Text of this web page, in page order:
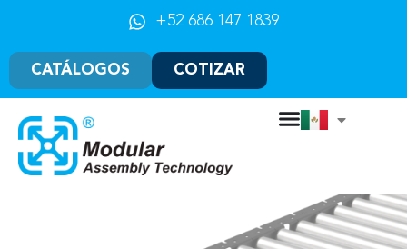
+52 686 147 1839
CATÁLOGOS COTIZAR